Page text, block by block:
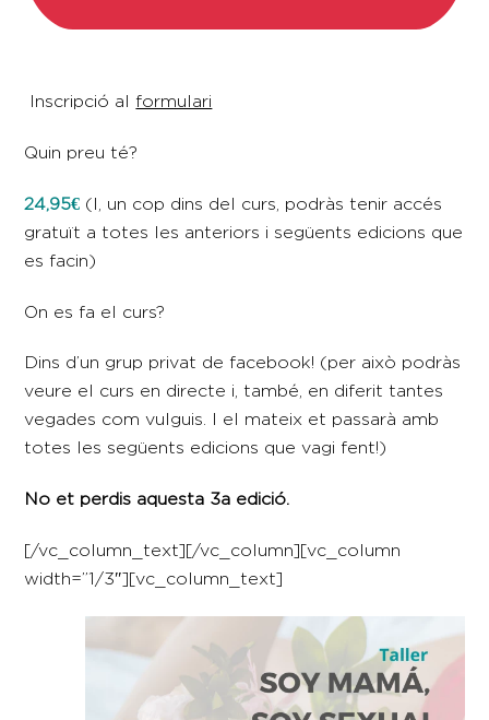
Inscripció al formulari
Quin preu té?
24,95€ (I, un cop dins del curs, podràs tenir accés
gratuït a totes les anteriors i següents edicions que
es facin)
On es fa el curs?
Dins d’un grup privat de facebook! (per això podràs
veure el curs en directe i, també, en diferit tantes
vegades com vulguis. I el mateix et passarà amb
totes les següents edicions que vagi fent!)
No et perdis aquesta 3a edició.
[/vc_column_text][/vc_column][vc_column
width=”1/3″][vc_column_text]